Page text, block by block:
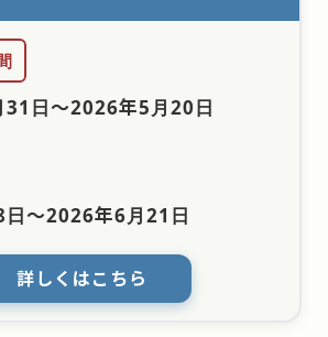
日〜2026年5月20日
〜2026年6月21日
詳しくはこちら